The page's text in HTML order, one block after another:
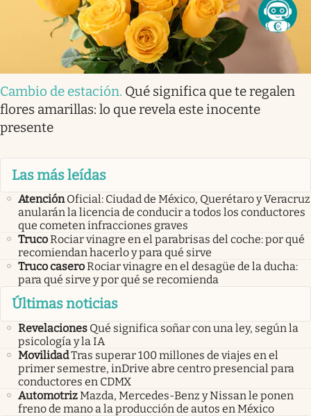
Cambio de estación. Qué significa que te regalen
flores amarillas: lo que revela este inocente
presente
Las más leídas
Atención Oficial: Ciudad de México, Querétaro y Veracruz
anularán la licencia de conducir a todos los conductores
que cometen infracciones graves
TrucoRociar vinagre en el parabrisas del coche: por qué
recomiendan hacerlo y para qué sirve
Truco caseroRociar vinagre en el desagüe de la ducha:
para qué sirve y por qué se recomienda
Últimas noticias
Revelaciones Qué significa soñar con una ley, según la
psicología y la IA
MovilidadTras superar 100 millones de viajes en el
primer semestre, inDrive abre centro presencial para
conductores en CDMX
AutomotrizMazda, Mercedes-Benz y Nissan le ponen
freno de mano a la producción de autos en México